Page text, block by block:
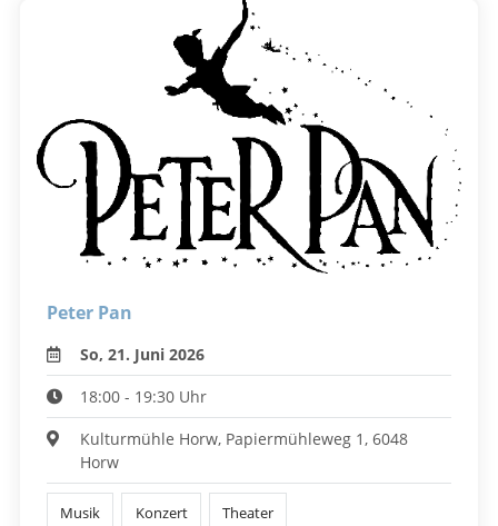
Peter Pan
So, 21. Juni 2026
18:00 - 19:30 Uhr
Kulturmühle Horw, Papiermühleweg 1, 6048
Horw
Musik Konzert Theater